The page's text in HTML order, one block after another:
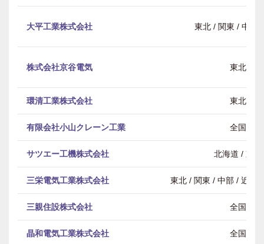
大平工業株式会社 東北 / 関東 / 中部
株式会社京谷電気 東北
環清工業株式会社 東北
有限会社小山クレーン工業 全国
サツエー工機株式会社 北海道 / 東北
三栄電気工業株式会社 東北 / 関東 / 中部 / 近畿
三親住設株式会社 全国
晶和電気工業株式会社 全国